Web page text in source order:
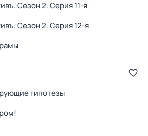
. Сезон 2. Серия 11-я
. Сезон 2. Серия 12-я
гипотезы